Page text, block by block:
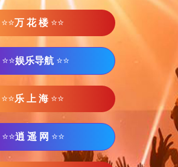
⭐⭐万 花 楼 ⭐⭐
⭐⭐娱乐导航 ⭐⭐
⭐⭐乐 上 海 ⭐⭐
⭐⭐逍 遥 网 ⭐⭐